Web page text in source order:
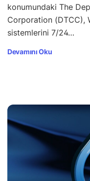
konumundaki The
Corporation (DTCC),
sistemlerini 7/24…
Devamını Oku